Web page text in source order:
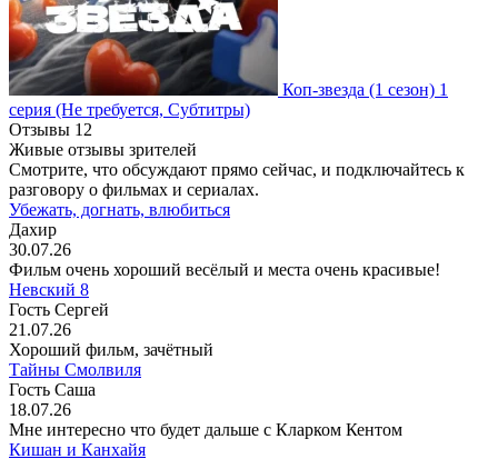
Коп-звезда (1 сезон) 1
серия (Не требуется, Субтитры)
Отзывы 12
Живые отзывы зрителей
Смотрите, что обсуждают прямо сейчас, и подключайтесь к
разговору о фильмах и сериалах.
Убежать, догнать, влюбиться
Дахир
30.07.26
Фильм очень хороший весёлый и места очень красивые!
Невский 8
Гость Сергей
21.07.26
Хороший фильм, зачётный
Тайны Смолвиля
Гость Саша
18.07.26
Мне интересно что будет дальше с Кларком Кентом
Кишан и Канхайя